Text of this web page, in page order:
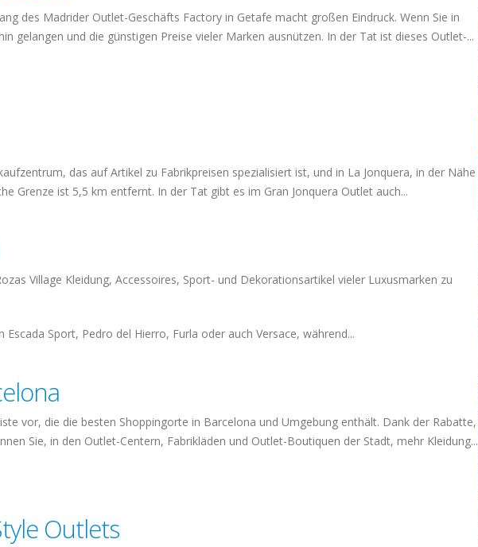
des Madrider Outlet-Geschäfts Factory in Getafe macht großen Eindruck. Wenn Sie in
gelangen und die günstigen Preise vieler Marken ausnützen. In der Tat ist dieses Outlet-...
das auf Artikel zu Fabrikpreisen spezialisiert ist, und in La Jonquera, in der Nähe
Grenze ist 5,5 km entfernt. In der Tat gibt es im Gran Jonquera Outlet auch...
Village Kleidung, Accessoires, Sport- und Dekorationsartikel vieler Luxusmarken zu
Sport, Pedro del Hierro, Furla oder auch Versace, während...
vor, die die besten Shoppingorte in Barcelona und Umgebung enthält. Dank der Rabatte,
Sie, in den Outlet-Centern, Fabrikläden und Outlet-Boutiquen der Stadt, mehr Kleidung...
Outlets